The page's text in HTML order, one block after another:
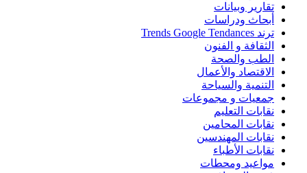
تقارير وبيانات
أبحاث ودراسات
ترند Trends Google Tendances
الثقافة و الفنون
الطب والصحة
الاقتصاد والأعمال
التنمية والسياحة
جمعيات و مجموعات
نقابات التعليم
نقابات المحامين
نقابات المهندسين
نقابات الأطباء
مواعيد ومحطات